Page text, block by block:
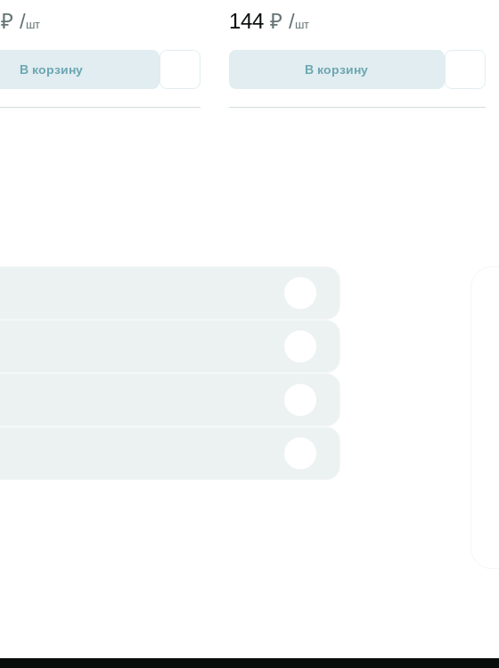
₽ /шт
В корзину
144 ₽ /шт
В корзину